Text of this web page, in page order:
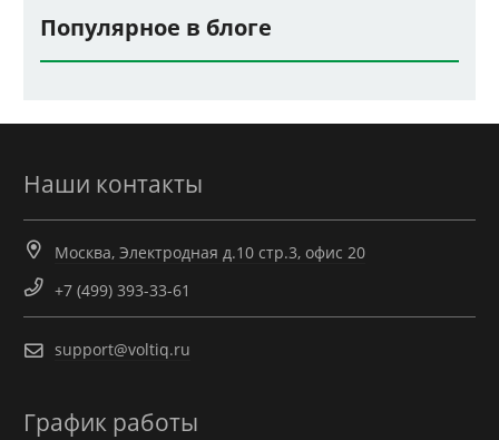
Популярное в блоге
Наши контакты
Москва, Электродная д.10 стр.3, офис 20
+7 (499) 393-33-61
support@voltiq.ru
График работы